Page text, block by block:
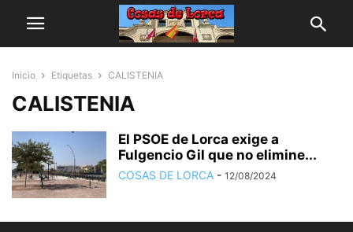
Inicio Etiquetas CALISTENIA
CALISTENIA
El PSOE de Lorca exige a
Fulgencio Gil que no elimine...
COSAS DE LORCA - 12/08/2024